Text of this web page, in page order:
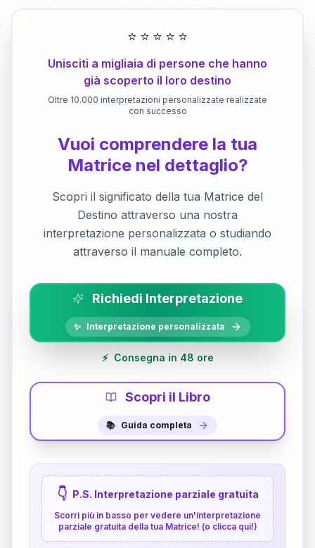
⭐ ⭐ ⭐ ⭐ ⭐
Unisciti a migliaia di persone che hanno
già scoperto il loro destino
Oltre 10.000 interpretazioni personalizzate realizzate
con successo
Vuoi comprendere la tua
Matrice nel dettaglio?
Scopri il significato della tua Matrice del
Destino attraverso una nostra
interpretazione personalizzata o studiando
attraverso il manuale completo.
Richiedi Interpretazione
✨ Interpretazione personalizzata
⚡ Consegna in 48 ore
Scopri il Libro
📚 Guida completa
👇 P.S. Interpretazione parziale gratuita
Scorri più in basso per vedere un'interpretazione
parziale gratuita della tua Matrice! (o clicca qui!)